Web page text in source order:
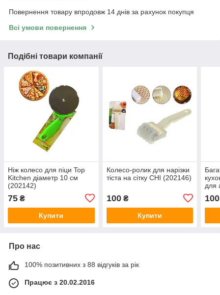
Повернення товару впродовж 14 днів за рахунок покупця
Всі умови повернення
Подібні товари компанії
Ніж колесо для піци Top
Kitchen діаметр 10 см
(202142)
75 ₴
Купити
Колесо-ролик для нарізки
тіста на сітку CHI (202146)
100₴
Купити
для
100
Про нас
100% позитивних з 88 відгуків за рік
Працює з 20.02.2016